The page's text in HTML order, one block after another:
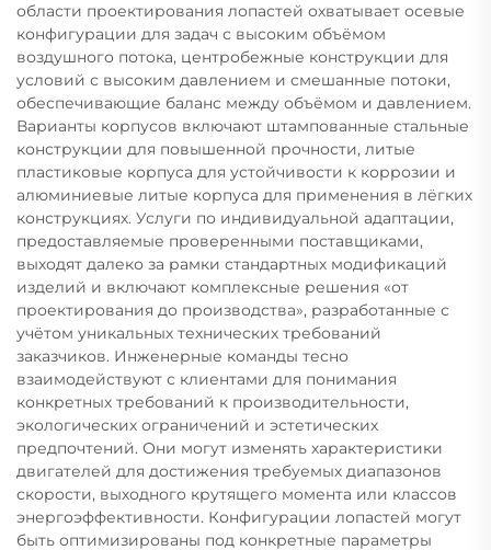
области проектирования лопастей охватывает осевые
конфигурации для задач с высоким объёмом
воздушного потока, центробежные конструкции для
условий с высоким давлением и смешанные потоки,
обеспечивающие баланс между объёмом и давлением.
Варианты корпусов включают штампованные стальные
конструкции для повышенной прочности, литые
пластиковые корпуса для устойчивости к коррозии и
алюминиевые литые корпуса для применения в лёгких
конструкциях. Услуги по индивидуальной адаптации,
предоставляемые проверенными поставщиками,
выходят далеко за рамки стандартных модификаций
изделий и включают комплексные решения «от
проектирования до производства», разработанные с
учётом уникальных технических требований
заказчиков. Инженерные команды тесно
взаимодействуют с клиентами для понимания
конкретных требований к производительности,
экологических ограничений и эстетических
предпочтений. Они могут изменять характеристики
двигателей для достижения требуемых диапазонов
скорости, выходного крутящего момента или классов
энергоэффективности. Конфигурации лопастей могут
быть оптимизированы под конкретные параметры